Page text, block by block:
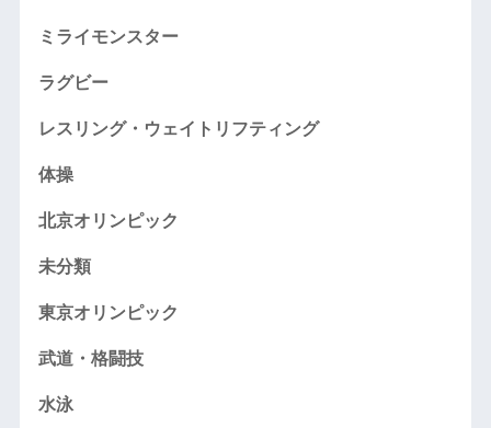
ミライモンスター
ラグビー
レスリング・ウェイトリフティング
体操
北京オリンピック
未分類
東京オリンピック
武道・格闘技
水泳